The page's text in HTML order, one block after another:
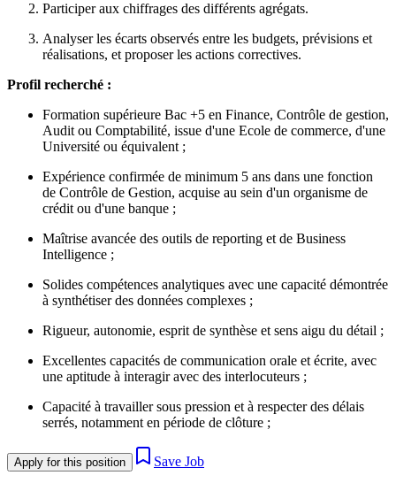
Participer aux chiffrages des différents agrégats.
Analyser les écarts observés entre les budgets, prévisions et
réalisations, et proposer les actions correctives.
Profil recherché :
Formation supérieure Bac +5 en Finance, Contrôle de gestion,
Audit ou Comptabilité, issue d'une Ecole de commerce, d'une
Université ou équivalent ;
Expérience confirmée de minimum 5 ans dans une fonction
de Contrôle de Gestion, acquise au sein d'un organisme de
crédit ou d'une banque ;
Maîtrise avancée des outils de reporting et de Business
Intelligence ;
Solides compétences analytiques avec une capacité démontrée
à synthétiser des données complexes ;
Rigueur, autonomie, esprit de synthèse et sens aigu du détail ;
Excellentes capacités de communication orale et écrite, avec
une aptitude à interagir avec des interlocuteurs ;
Capacité à travailler sous pression et à respecter des délais
serrés, notamment en période de clôture ;
Apply for this position Save Job